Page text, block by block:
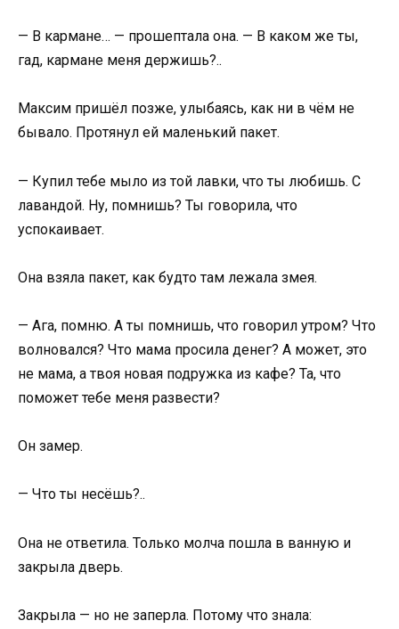
— В кармане… — прошептала она. — В каком же ты,
гад, кармане меня держишь?..
Максим пришёл позже, улыбаясь, как ни в чём не
бывало. Протянул ей маленький пакет.
— Купил тебе мыло из той лавки, что ты любишь. С
лавандой. Ну, помнишь? Ты говорила, что
успокаивает.
Она взяла пакет, как будто там лежала змея.
— Ага, помню. А ты помнишь, что говорил утром? Что
волновался? Что мама просила денег? А может, это
не мама, а твоя новая подружка из кафе? Та, что
поможет тебе меня развести?
Он замер.
— Что ты несёшь?..
Она не ответила. Только молча пошла в ванную и
закрыла дверь.
Закрыла — но не заперла. Потому что знала: